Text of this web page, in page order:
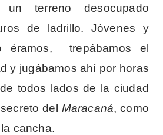
un terreno desocupado
de ladrillo. Jóvenes y
éramos, trepábamos el
y jugábamos ahí por horas
todos lados de la ciudad
del Maracaná, como
cancha.